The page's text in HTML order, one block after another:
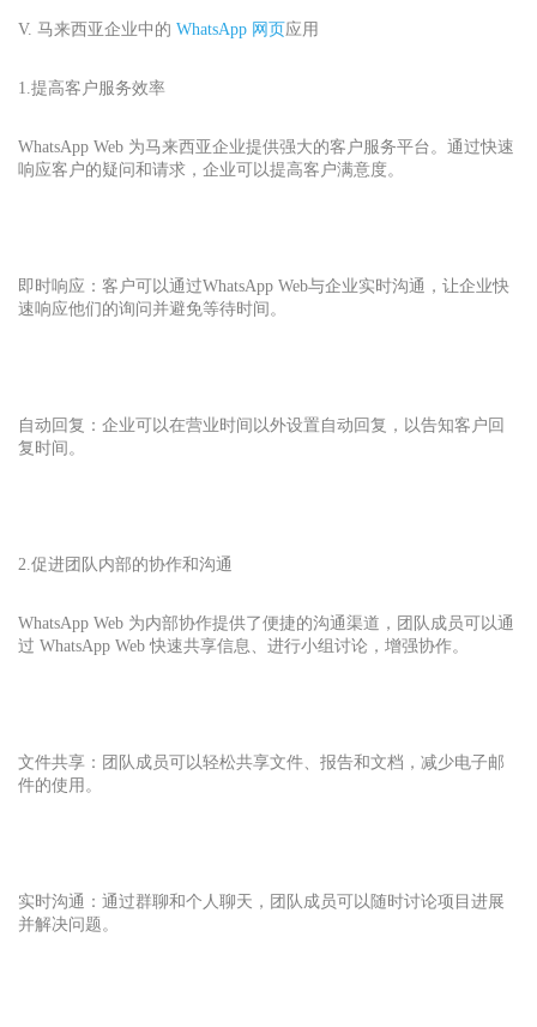
V. 马来西亚企业中的 WhatsApp 网页应用
1.提高客户服务效率
WhatsApp Web 为马来西亚企业提供强大的客户服务平台。通过快速
响应客户的疑问和请求，企业可以提高客户满意度。
即时响应：客户可以通过WhatsApp Web与企业实时沟通，让企业快
速响应他们的询问并避免等待时间。
自动回复：企业可以在营业时间以外设置自动回复，以告知客户回
复时间。
2.促进团队内部的协作和沟通
WhatsApp Web 为内部协作提供了便捷的沟通渠道，团队成员可以通
过 WhatsApp Web 快速共享信息、进行小组讨论，增强协作。
文件共享：团队成员可以轻松共享文件、报告和文档，减少电子邮
件的使用。
实时沟通：通过群聊和个人聊天，团队成员可以随时讨论项目进展
并解决问题。